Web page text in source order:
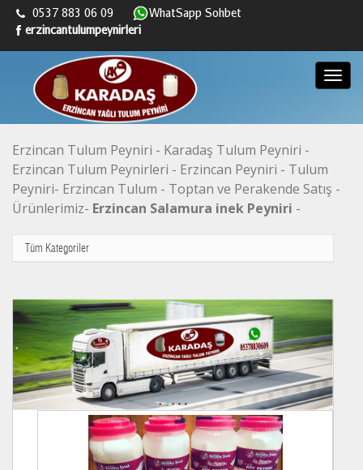
0537 883 06 09
WhatSapp Sohbet
erzincantulumpeynirleri
Menü
Erzincan Tulum Peyniri - Karadaş Tulum Peyniri -
Erzincan Tulum Peynirleri - Erzincan Peyniri - Tulum
Peyniri- Erzincan Tulum - Toptan ve Perakende Satış -
Ürünlerimiz- Erzincan Salamura inek Peyniri -
Tüm Kategoriler